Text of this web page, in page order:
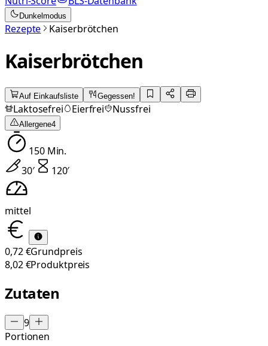
Dunkelmodus
Rezepte Kaiserbrötchen
Kaiserbrötchen
Auf Einkaufsliste Gegessen!
Laktosefrei Eierfrei Nussfrei
Allergene4
150Min.
30′ 120′
mittel
0,72 €Grundpreis
8,02 €Produktpreis
Zutaten
9
Portionen